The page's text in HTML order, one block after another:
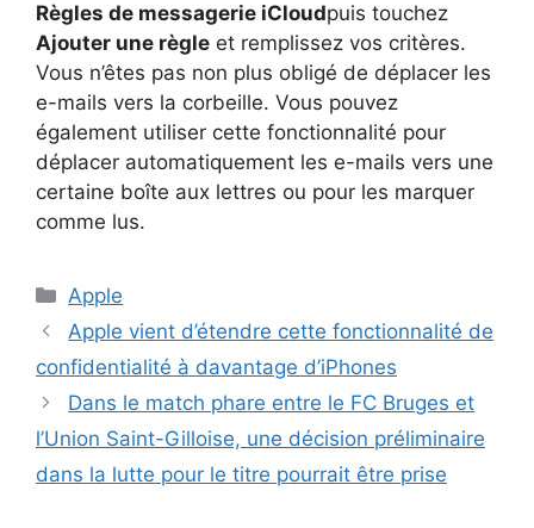
Règles de messagerie iCloudpuis touchez
Ajouter une règle et remplissez vos critères.
Vous n’êtes pas non plus obligé de déplacer les
e-mails vers la corbeille. Vous pouvez
également utiliser cette fonctionnalité pour
déplacer automatiquement les e-mails vers une
certaine boîte aux lettres ou pour les marquer
comme lus.
Catégories
Apple
Apple vient d’étendre cette fonctionnalité de
confidentialité à davantage d’iPhones
Dans le match phare entre le FC Bruges et
l’Union Saint-Gilloise, une décision préliminaire
dans la lutte pour le titre pourrait être prise